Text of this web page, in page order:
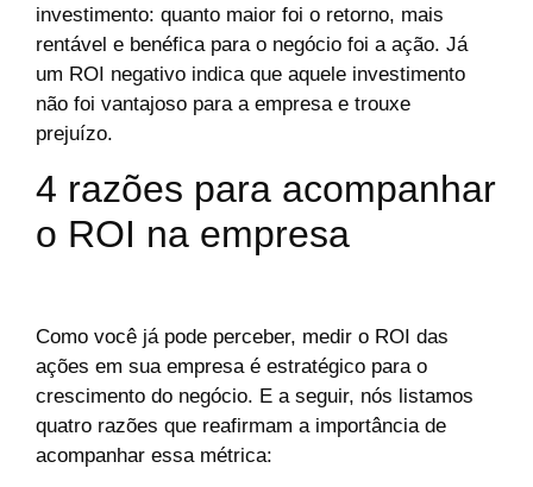
investimento: quanto maior foi o retorno, mais
rentável e benéfica para o negócio foi a ação. Já
um ROI negativo indica que aquele investimento
não foi vantajoso para a empresa e trouxe
prejuízo.
4 razões para acompanhar
o ROI na empresa
Como você já pode perceber, medir o ROI das
ações em sua empresa é estratégico para o
crescimento do negócio. E a seguir, nós listamos
quatro razões que reafirmam a importância de
acompanhar essa métrica: